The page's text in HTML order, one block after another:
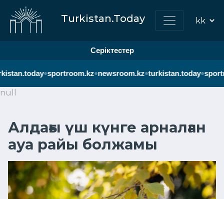
Turkistan.Today
Серіктестер
•sportroom.kz•newsroom.kz•turkistan.today•
null
Алдағы үш күнге арналған
ауа райы болжамы